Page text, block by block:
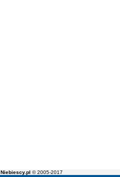
Niebiescy.pl © 2005-2017